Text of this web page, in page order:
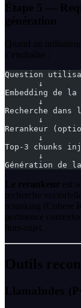
Étape 5 —
génération
Quand un
s’enchaîne :
Question
       ↓
Embedding de
       ↓
Recherche
       ↓
Rerankeur
       ↓
Top-3 chunks
       ↓
Génération de
Le rerankeur est
recherche
reranking (Cohere
pertinence
hors-sujet.
Outils
LlamaIndex